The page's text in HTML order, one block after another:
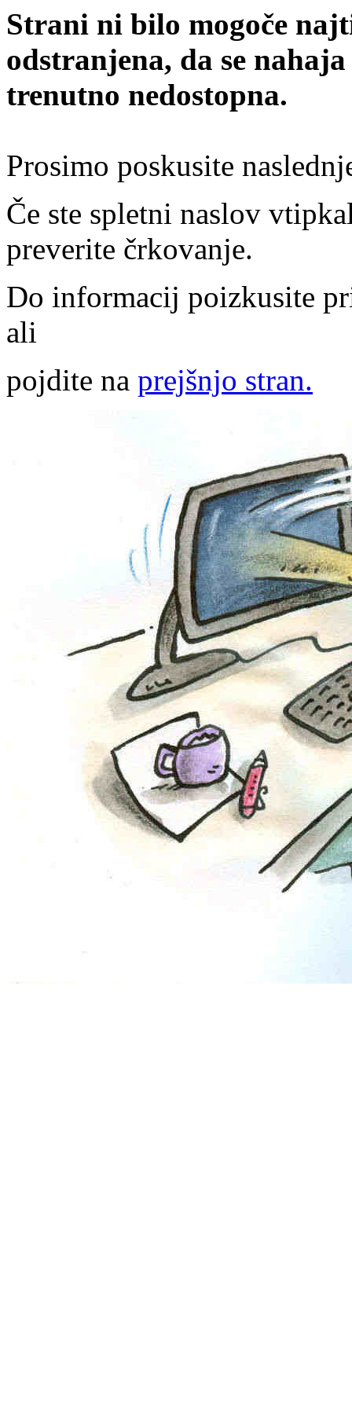
Strani ni bilo mogoče
odstranjena, da se
trenutno nedostopna.
Prosimo poskusite
Če ste spletni naslov
preverite črkovanje.
Do informacij poizkusite
ali
pojdite na prejšnjo stran.